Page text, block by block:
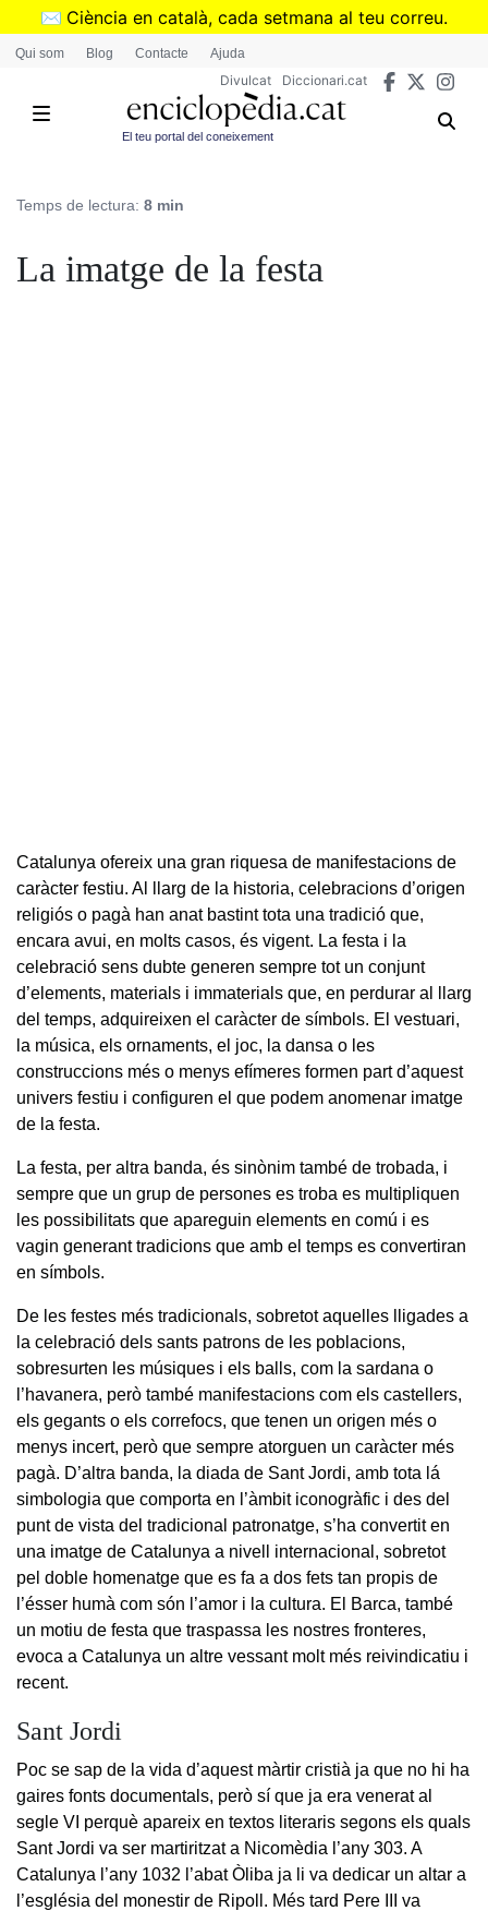
Vés
✉️ Ciència en català, cada setmana al teu correu.
➜Subscriu-te al butlletí de Divulcat
Qui som Blog Contacte Ajuda
Divulcat Diccionari.cat
El teu portal del coneixement
Temps de lectura: 8 min
La imatge de la festa
Catalunya ofereix una gran riquesa de manifestacions de
caràcter festiu. Al llarg de la historia, celebracions d’origen
religiós o pagà han anat bastint tota una tradició que,
encara avui, en molts casos, és vigent. La festa i la
celebració sens dubte generen sempre tot un conjunt
d’elements, materials i immaterials que, en perdurar al llarg
del temps, adquireixen el caràcter de símbols. El vestuari,
la música, els ornaments, el joc, la dansa o les
construccions més o menys efímeres formen part d’aquest
univers festiu i configuren el que podem anomenar imatge
de la festa.
La festa, per altra banda, és sinònim també de trobada, i
sempre que un grup de persones es troba es multipliquen
les possibilitats que apareguin elements en comú i es
vagin generant tradicions que amb el temps es convertiran
en símbols.
De les festes més tradicionals, sobretot aquelles lligades a
la celebració dels sants patrons de les poblacions,
sobresurten les músiques i els balls, com la sardana o
l’havanera, però també manifestacions com els castellers,
els gegants o els correfocs, que tenen un origen més o
menys incert, però que sempre atorguen un caràcter més
pagà. D’altra banda, la diada de Sant Jordi, amb tota lá
simbologia que comporta en l’àmbit iconogràfic i des del
punt de vista del tradicional patronatge, s’ha convertit en
una imatge de Catalunya a nivell internacional, sobretot
pel doble homenatge que es fa a dos fets tan propis de
l’ésser humà com són l’amor i la cultura. El Barca, també
un motiu de festa que traspassa les nostres fronteres,
evoca a Catalunya un altre vessant molt més reivindicatiu i
recent.
Sant Jordi
Poc se sap de la vida d’aquest màrtir cristià ja que no hi ha
gaires fonts documentals, però sí que ja era venerat al
segle VI perquè apareix en textos literaris segons els quals
Sant Jordi va ser martiritzat a Nicomèdia l’any 303. A
Catalunya l’any 1032 l’abat Òliba ja li va dedicar un altar a
l’església del monestir de Ripoll. Més tard Pere III va